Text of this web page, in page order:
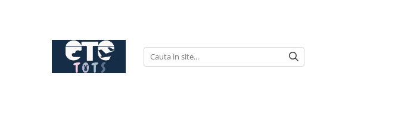
CĂRUCIOARE & SCAUNE AUTO
cărucioare YOYO